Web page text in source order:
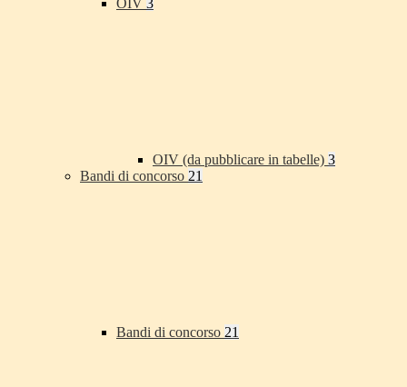
OIV 3
OIV (da pubblicare in tabelle) 3
Bandi di concorso 21
Bandi di concorso 21